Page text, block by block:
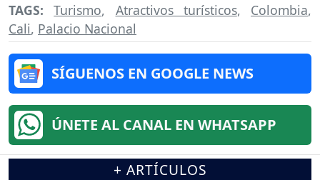
TAGS:Turismo, Atractivos turísticos, Colombia,
Cali, Palacio Nacional
SÍGUENOS EN GOOGLE NEWS
ÚNETE AL CANAL EN WHATSAPP
+ ARTÍCULOS